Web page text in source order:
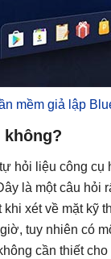
mềm giả lập
không?
hỏi liệu công cụ
là một câu hỏi
xét về mặt kỹ
tuy nhiên có
cần thiết